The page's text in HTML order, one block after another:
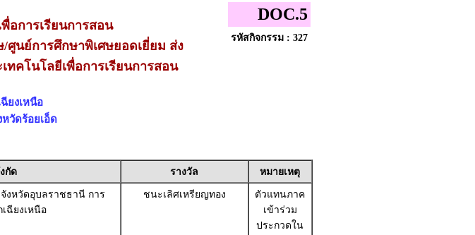
อการเรียนการสอน
ศูนย์การศึกษาพิเศษยอดเยี่ยม ส่ง
ทคโนโลยีเพื่อการเรียนการสอน
ยงเหนือ
วัดร้อยเอ็ด
DOC.5
รหัสกิจกรรม : 327
กัด รางวัล
หมายเหตุ
งหวัดอุบลราชธานี การ
ฉียงเหนือ
ชนะเลิศเหรียญทอง
ตัวแทนภาค
เข้าร่วม
ประกวดใน